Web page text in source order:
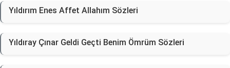
Yıldırım Enes Affet Allahım Sözleri
Yıldıray Çınar Geldi Geçti Benim Ömrüm Sözleri